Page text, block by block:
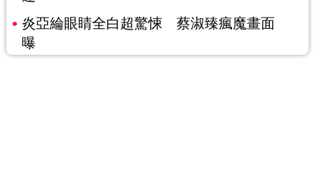
炎亞綸眼睛全白超驚悚 蔡淑臻瘋魔畫面
曝